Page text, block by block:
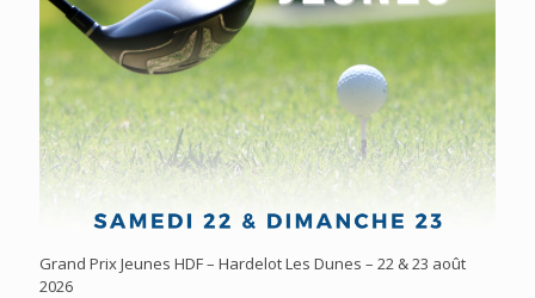
Grand Prix Jeunes HDF – Hardelot Les Dunes – 22 & 23 août
2026